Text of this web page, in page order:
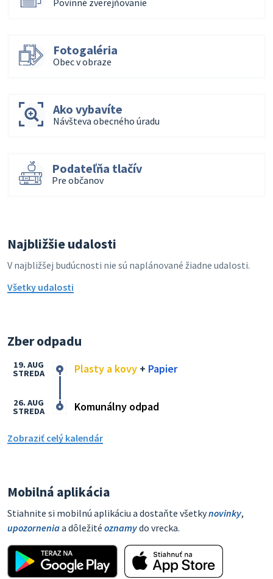
Fotogaléria
Obec v obraze
Ako vybavíte
Návšteva obecného úradu
Podateľňa tlačív
Pre občanov
Najbližšie udalosti
V najbližšej budúcnosti nie sú naplánované žiadne udalosti.
Všetky udalosti
Zber odpadu
Plasty a kovy + Papier
19. AUG
STREDA
Komunálny odpad
26. AUG
STREDA
Zobraziť celý kalendár
Mobilná aplikácia
Stiahnite si mobilnú aplikáciu a dostaňte všetkynovinky,
upozorneniaa dôležité oznamydo vrecka.